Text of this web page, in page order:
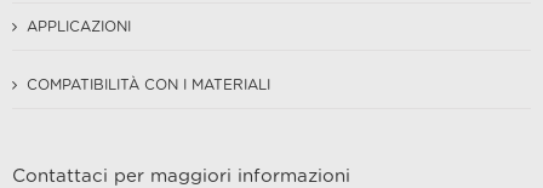
APPLICAZIONI
COMPATIBILITÀ CON I MATERIALI
Contattaci per maggiori informazioni